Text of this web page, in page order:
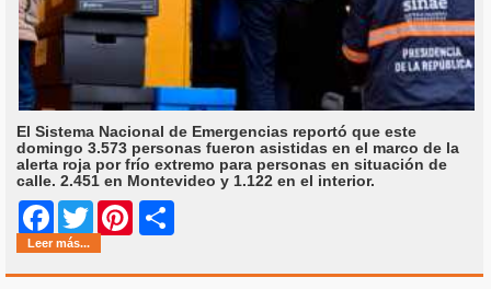
El Sistema Nacional de Emergencias reportó que este
domingo 3.573 personas fueron asistidas en el marco de la
alerta roja por frío extremo para personas en situación de
calle. 2.451 en Montevideo y 1.122 en el interior.
Facebook
Twitter Pinterest
Leer más...